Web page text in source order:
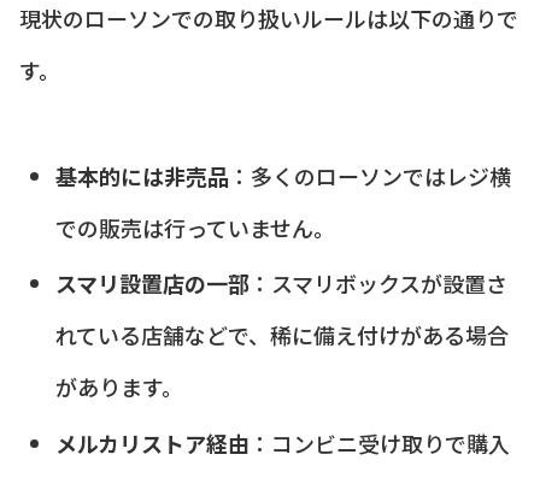
現状のローソンでの取り扱いルールは以下の通りで
す。
基本的には非売品 ：多くのローソンではレジ横
での販売は行っていません。
スマリ設置店の一部：スマリボックスが設置さ
れている店舗などで、稀に備え付けがある場合
があります。
メルカリストア経由 ：コンビニ受け取りで購入